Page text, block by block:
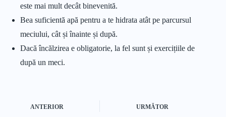
este mai mult decât binevenită.
Bea suficientă apă pentru a te hidrata atât pe parcursul
meciului, cât și înainte și după.
Dacă încălzirea e obligatorie, la fel sunt și exercițiile de
după un meci.
ANTERIOR URMĂTOR